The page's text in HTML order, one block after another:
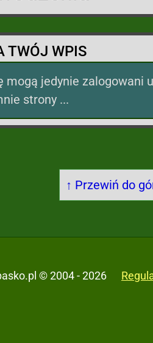
TWÓJ WPIS
mogą jedynie zalogowani
strony ...
↑ Przewiń do
© 2004 - 2026